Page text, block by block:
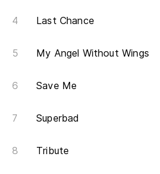
Last Chance
My Angel Without Wings
Save Me
Superbad
Tribute